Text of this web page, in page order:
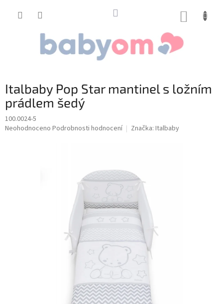
Italbaby Pop Star mantinel s ložním
prádlem šedý
100.0024-5
Průměrné
Neohodnoceno Podrobnosti hodnocení Značka: Italbaby